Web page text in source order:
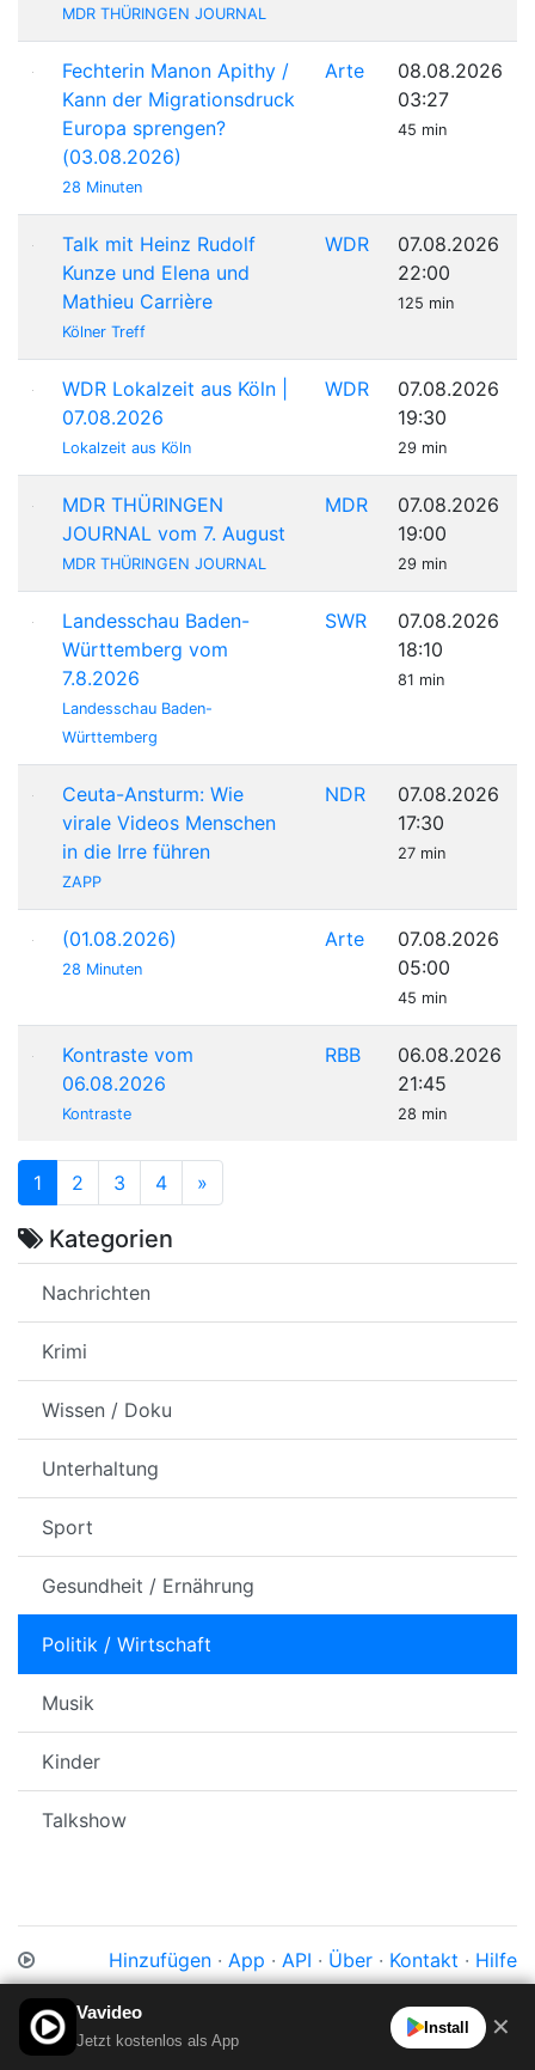
MDR THÜRINGEN JOURNAL
Fechterin Manon Apithy /
Kann der Migrationsdruck
Europa sprengen?
(03.08.2026)
28 Minuten
Arte
08.08.2026
03:27
45 min
Talk mit Heinz Rudolf
Kunze und Elena und
Mathieu Carrière
Kölner Treff
WDR
07.08.2026
22:00
125 min
WDR Lokalzeit aus Köln |
07.08.2026
Lokalzeit aus Köln
WDR
07.08.2026
19:30
29 min
MDR THÜRINGEN
JOURNAL vom 7. August
MDR THÜRINGEN JOURNAL
MDR
07.08.2026
19:00
29 min
Landesschau Baden-
Württemberg vom
7.8.2026
Landesschau Baden-
Württemberg
SWR
07.08.2026
18:10
81 min
Ceuta-Ansturm: Wie
virale Videos Menschen
in die Irre führen
ZAPP
NDR
07.08.2026
17:30
27 min
(01.08.2026)
28 Minuten
Arte
07.08.2026
05:00
45 min
Kontraste vom
06.08.2026
Kontraste
RBB
06.08.2026
21:45
28 min
1 2 3 4 »
Kategorien
Nachrichten
Krimi
Wissen / Doku
Unterhaltung
Sport
Gesundheit / Ernährung
Politik / Wirtschaft
Musik
Kinder
Talkshow
Hinzufügen · App · API · Über · Kontakt · Hilfe
Impressum
Vavideo
Jetzt kostenlos als App
Install ✕